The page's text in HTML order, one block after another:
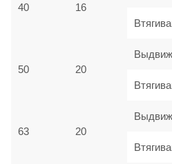
40 16
50 20
63 20